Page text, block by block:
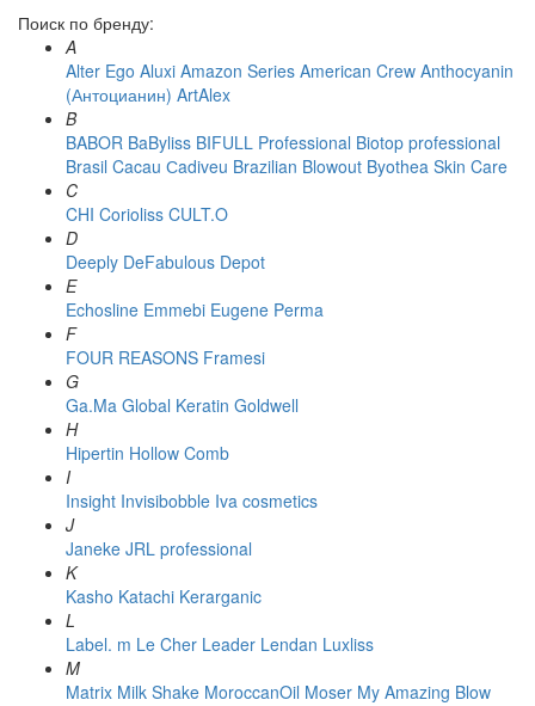
Поиск по бренду:
A
Alter Ego Aluxi Amazon Series American Crew Anthocyanin
(Антоцианин) ArtAlex
B
BABOR BaByliss BIFULL Professional Biotop professional
Brasil Cacau Сadiveu Brazilian Blowout Byothea Skin Care
C
CHI Corioliss CULT.O
D
Deeply DeFabulous Depot
E
Echosline Emmebi Eugene Perma
F
FOUR REASONS Framesi
G
Ga.Ma Global Keratin Goldwell
H
Hipertin Hollow Comb
I
Insight Invisibobble Iva cosmetics
J
Janeke JRL professional
K
Kasho Katachi Kerarganic
L
Label. m Le Cher Leader Lendan Luxliss
M
Matrix Milk Shake MoroccanOil Moser My Amazing Blow